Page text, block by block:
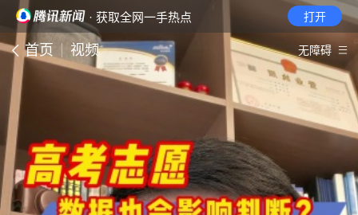
· 获取全网一手热点 打开
首页 视频 无障碍